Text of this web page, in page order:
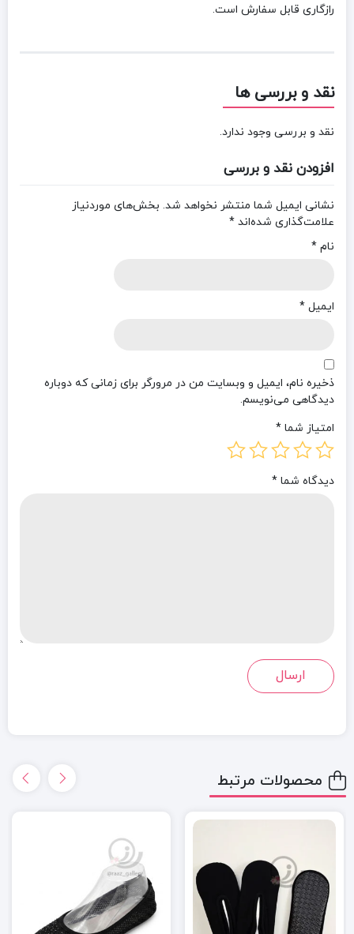
رازگاری قابل سفارش است.
نقد و بررسی ها
نقد و بررسی وجود ندارد.
افزودن نقد و بررسی
نشانی ایمیل شما منتشر نخواهد شد. بخش‌های موردنیاز
علامت‌گذاری شده‌اند *
نام *
ایمیل *
ذخیره نام، ایمیل و وبسایت من در مرورگر برای زمانی که دوباره
دیدگاهی می‌نویسم.
امتیاز شما *
دیدگاه شما *
محصولات مرتبط